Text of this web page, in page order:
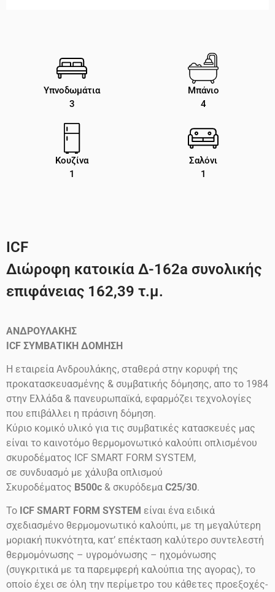
Υπνοδωμάτια
3
Μπάνιο
4
Κουζίνα
1
Σαλόνι
1
ICF
Διώροφη κατοικία Δ-162a συνολικής
επιφάνειας 162,39 τ.μ.
ΑΝΔΡΟΥΛΑΚΗΣ
ICF ΣΥΜΒΑΤΙΚΗ ΔΟΜΗΣΗ
Η εταιρεία Ανδρουλάκης, σταθερά στην κορυφή της
προκατασκευασμένης & συμβατικής δόμησης, απο το 1984
στην Ελλάδα & πανευρωπαϊκά, εφαρμόζει τεχνολογίες
που επιβάλλει η πράσινη δόμηση.
Κύριο κομικό υλικό για τις συμβατικές κατασκευές μας
είναι το καινοτόμο θερμομονωτικό καλούπι οπλισμένου
σκυροδέματος ICF SMART FORM SYSTEM,
σε συνδυασμό με χάλυβα οπλισμού
Σκυροδέματος B500c & σκυρόδεμα C25/30.
Το ICF SMART FORM SYSTEM είναι ένα ειδικά
σχεδιασμένο θερμομονωτικό καλούπι, με τη μεγαλύτερη
μοριακή πυκνότητα, κατ’ επέκταση καλύτερο συντελεστή
θερμομόνωσης – υγρομόνωσης – ηχομόνωσης
(συγκριτικά με τα παρεμφερή καλούπια της αγορας), το
οποίο έχει σε όλη την περίμετρο του κάθετες προεξοχές-